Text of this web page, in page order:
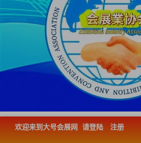
欢迎来到大号会展网 请登陆 注册